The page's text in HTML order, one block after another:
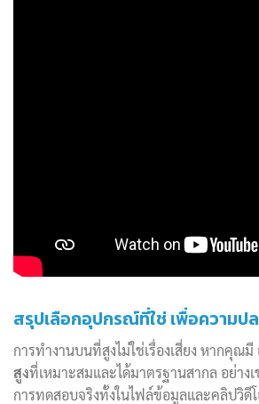
สรุปเลือกอุปกรณ์ที่ใช่ เพื่อความป
การทำงานบนที่สูงไม่ใช่เรื่องเสี่ยง หากคุณมี
สูงที่เหมาะสมและได้มาตรฐานสากล อย่าง
การทดสอบจริงทั้งในไฟล์ข้อมูลและคลิปวิดี